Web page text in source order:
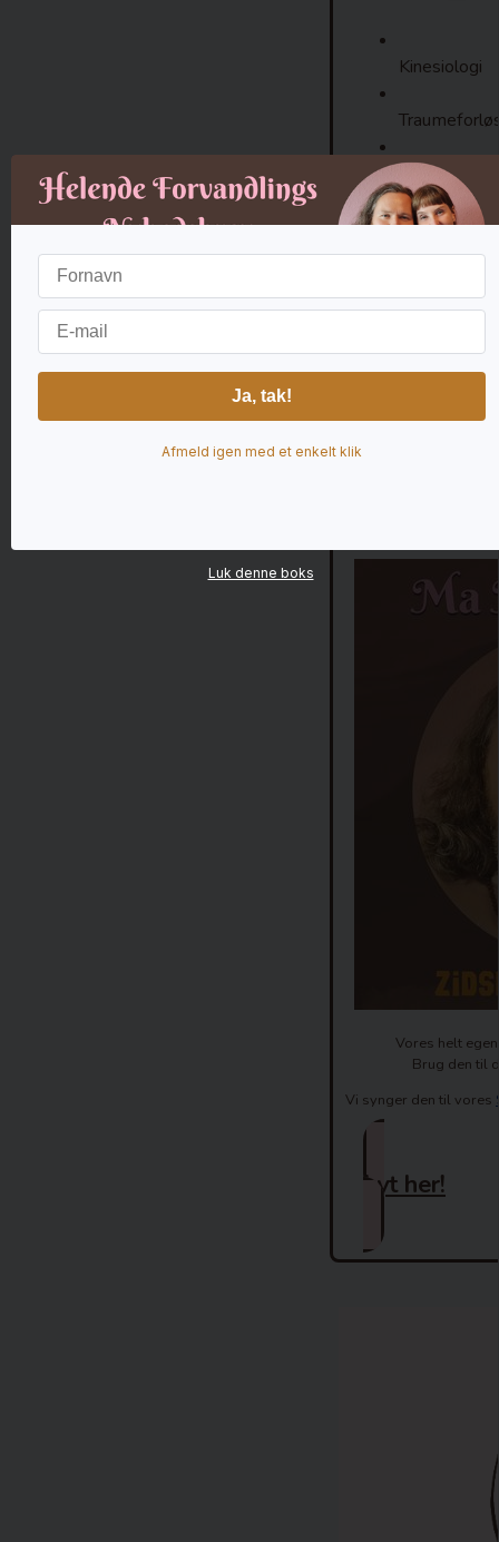
Kinesiologi
Spirituel
Mere om
Vores helt
Brug den til
Vi synger den til vores
Lyt her!
Afmeld igen med et enkelt klik
Luk denne boks